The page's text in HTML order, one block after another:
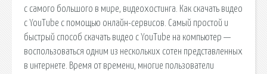
с самого большого в мире, видеохостинга. Как скачать видео
с YouTube с помощью онлайн-сервисов. Самый простой и
быстрый способ скачать видео с YouTube на компьютер —
воспользоваться одним из нескольких сотен представленных
в интернете. Время от времени, многие пользователи